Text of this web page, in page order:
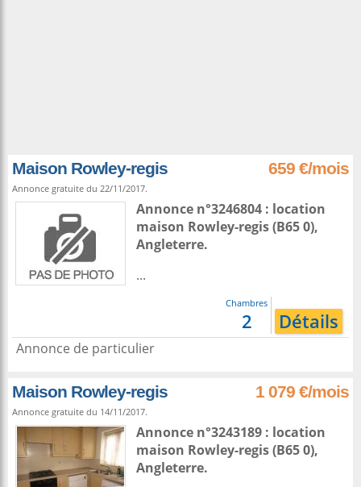
Maison Rowley-regis 659 €/mois
Annonce gratuite du 22/11/2017.
Annonce n°3246804 : location
maison Rowley-regis(B65 0),
Angleterre.
...
Chambres
2 Détails
Annonce de particulier
Maison Rowley-regis 1 079 €/mois
Annonce gratuite du 14/11/2017.
Annonce n°3243189 : location
maison Rowley-regis(B65 0),
Angleterre.